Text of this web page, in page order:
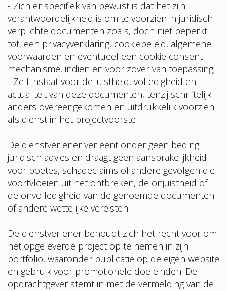
- Zich er specifiek van bewust is dat het zijn
verantwoordelijkheid is om te voorzien in juridisch
verplichte documenten zoals, doch niet beperkt
tot, een privacyverklaring, cookiebeleid, algemene
voorwaarden en eventueel een cookie consent
mechanisme, indien en voor zover van toepassing;
- Zelf instaat voor de juistheid, volledigheid en
actualiteit van deze documenten, tenzij schriftelijk
anders overeengekomen en uitdrukkelijk voorzien
als dienst in het projectvoorstel.
De dienstverlener verleent onder geen beding
juridisch advies en draagt geen aansprakelijkheid
voor boetes, schadeclaims of andere gevolgen die
voortvloeien uit het ontbreken, de onjuistheid of
de onvolledigheid van de genoemde documenten
of andere wettelijke vereisten.
De dienstverlener behoudt zich het recht voor om
het opgeleverde project op te nemen in zijn
portfolio, waaronder publicatie op de eigen website
en gebruik voor promotionele doeleinden. De
opdrachtgever stemt in met de vermelding van de